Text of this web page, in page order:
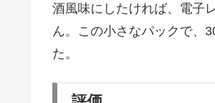
酒風味にしたければ、電子
ん。この小さなパックで、
た。